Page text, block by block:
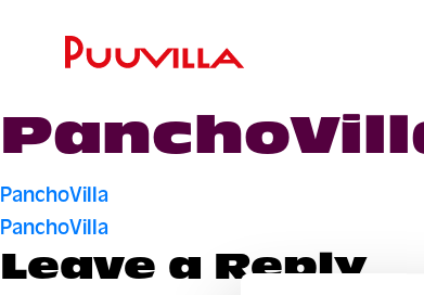
Artikkelien
selaus
PanchoVilla
PanchoVilla
Leave a Reply